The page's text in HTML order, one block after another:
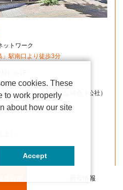
ットワーク
」駅南口より徒歩3分
号
会（公社）不動産保証協会（公社）
438
新着情報
cookies. These
to work properly
about how our site
Accept